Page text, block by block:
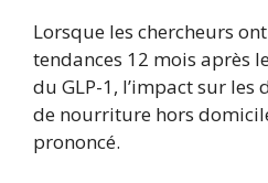
Lorsque les chercheurs
tendances 12 mois après
du GLP-1, l’impact sur les
de nourriture hors
prononcé.